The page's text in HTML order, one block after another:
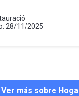
28/11/2025
Ver más sobre